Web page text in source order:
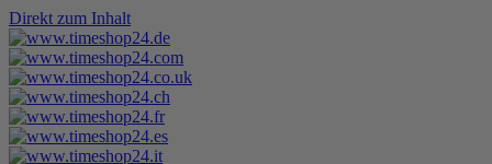
Direkt zum Inhalt